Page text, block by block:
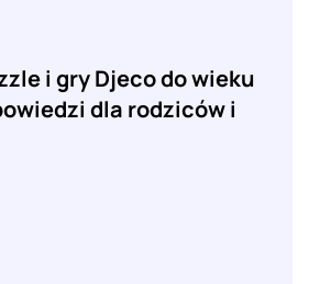
i gry Djeco do wieku
dla rodziców i